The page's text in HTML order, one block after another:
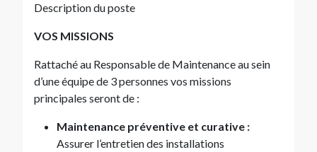
Description du poste
VOS MISSIONS
Rattaché au Responsable de Maintenance au sein
d’une équipe de 3 personnes vos missions
principales seront de :
Maintenance préventive et curative :
Assurer l’entretien des installations